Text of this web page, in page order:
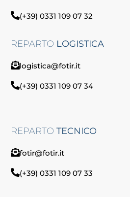
(+39) 0331 109 07 32
REPARTO LOGISTICA
logistica@fotir.it
(+39) 0331 109 07 34
REPARTOTECNICO
fotir@fotir.it
(+39) 0331 109 07 33